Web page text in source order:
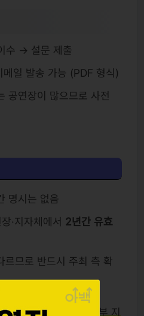
수 → 설문 제출
메일 발송 가능 (PDF 형식)
공연장이 많으므로 사전
명시는 없음
·지자체에서 2년간 유효
르므로 반드시 주최 측 확
은 2년 유효 인정, 일부 지